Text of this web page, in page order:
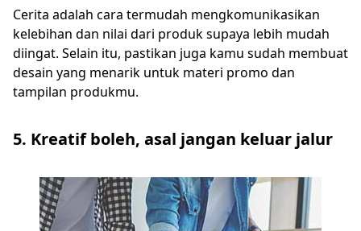
Cerita adalah cara termudah mengkomunikasikan
kelebihan dan nilai dari produk supaya lebih mudah
diingat. Selain itu, pastikan juga kamu sudah membuat
desain yang menarik untuk materi promo dan
tampilan produkmu.
5. Kreatif boleh, asal jangan keluar jalur